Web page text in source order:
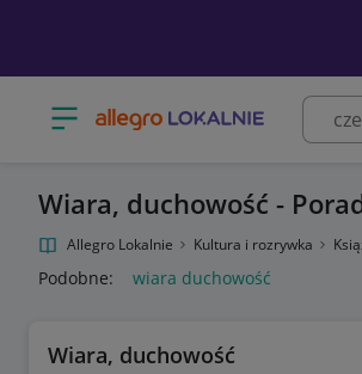
Otwórz menu z kategoriami
Wiara, duchowość -
Allegro Lokalnie Kultura i rozrywka
Podobne: wiara duchowość
Wiara, duchowość